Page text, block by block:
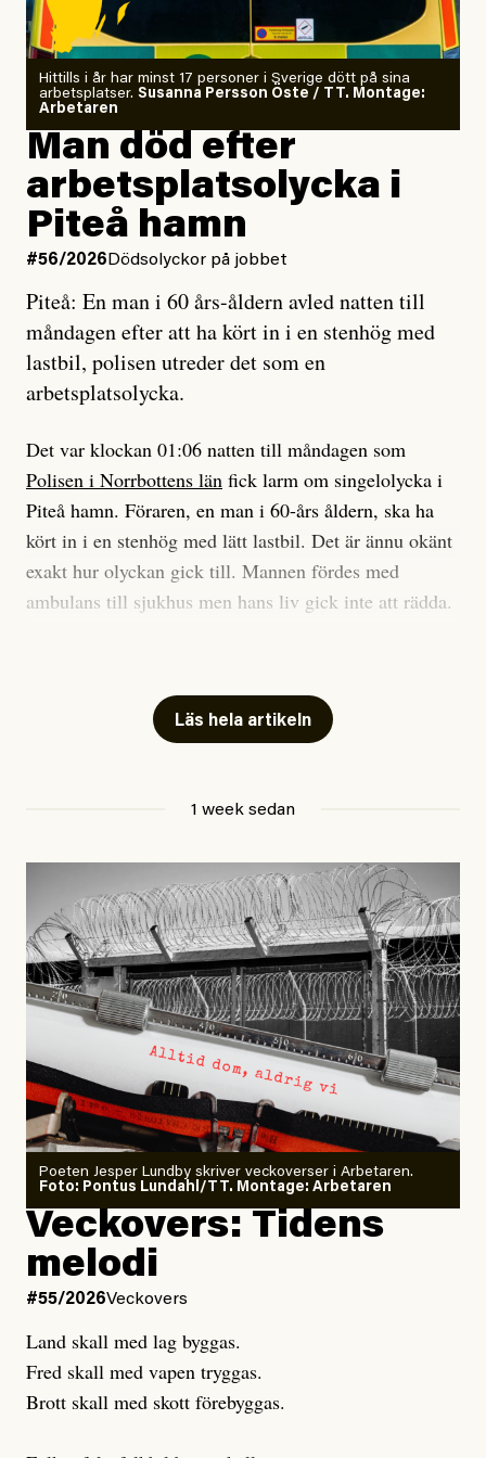
Jag är tränad i kontaktimprodans
och utbildad kaospilot.
Om läkaren säger vaccinera dig
så säger jag tvärtemot.
Jag lärde mig renovera
enligt uråldrig metod
och lade min sista ungdom
på att laga en gammal bod.
Jag sökte ljuset och meningen,
efter det som var rent, rätt och sant,
och aldrig såg jag det klarare än
när jag ombord på bussen hjälpte en tant.
#23/2026Intervjun
Jesper Lundby: ”Livet i sig
är ganska politiskt”
Hittills i år har minst 17 personer i Sverige dött på sina
arbetsplatser. Susanna Persson Öste / TT. Montage:
Arbetaren
Man död efter
arbetsplatsolycka i
Piteå hamn
#56/2026 Dödsolyckor på jobbet
Piteå: En man i 60 års-åldern avled natten till
måndagen efter att ha kört in i en stenhög med
lastbil, polisen utreder det som en
arbetsplatsolycka.
Det var klockan 01:06 natten till måndagen som
Polisen i Norrbottens län fick larm om singelolycka i
Piteå hamn. Föraren, en man i 60-års åldern, ska ha
kört in i en stenhög med lätt lastbil. Det är ännu okänt
exakt hur olyckan gick till. Mannen fördes med
ambulans till sjukhus men hans liv gick inte att rädda.
platsen, säger Elis Brännström, RLC-befäl på polisens
ledningscentral tillsvt Norrbotten.
Anhöriga är underrättade.
Hittills i år har minst 17 personer i Sverige dött på sina
arbetsplatser, enligt Arbetsmiljöverkets statistik.
#44/2026Dödsolyckor på jobbet
Larmet från
Arbetsmiljöverket:
Dödsolyckorna har slutat
minska
Joel Kellgren
Publicerad3 August, 2026
Uppdaterad3 August, 2026
Läs hela artikeln
1 week sedan
Poeten Jesper Lundby skriver veckoverser i Arbetaren.
Foto: Pontus Lundahl/TT. Montage: Arbetaren
Veckovers: Tidens
melodi
#55/2026Veckovers
Land skall med lag byggas.
Fred skall med vapen tryggas.
Brott skall med skott förebyggas.